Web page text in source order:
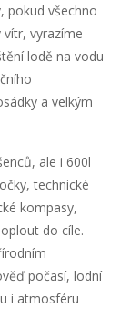
pokud všechno
vyrazíme
lodě na vodu
a velkým
ale i 600l
technické
kompasy,
do cíle.
počasí, lodní
i atmosféru